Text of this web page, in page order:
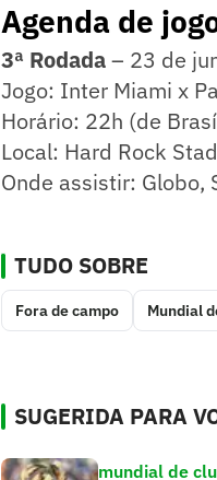
Agenda de
3ª Rodada– 23 de
Jogo: Inter Miami x
Horário: 22h (de
Local: Hard Rock
Onde assistir: Globo,
TUDO SOBRE
Fora de campo Mundial
SUGERIDA PARA
mundial de